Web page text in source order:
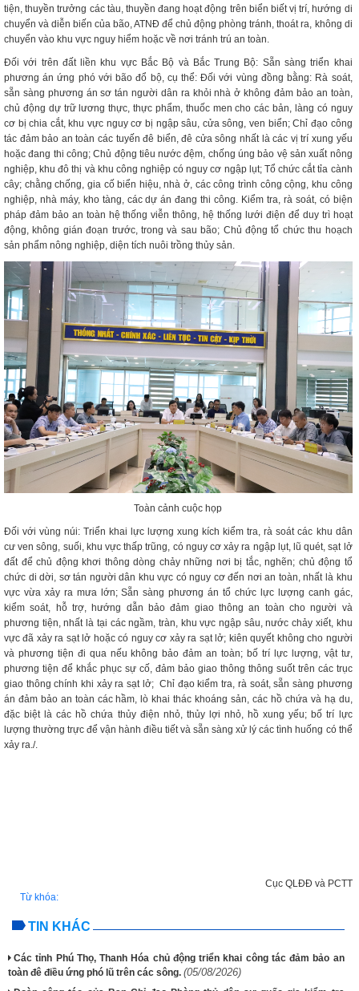
tiện, thuyền trưởng các tàu, thuyền đang hoạt động trên biển biết vị trí, hướng di
chuyển và diễn biến của bão, ATNĐ để chủ động phòng tránh, thoát ra, không di
chuyển vào khu vực nguy hiểm hoặc về nơi tránh trú an toàn.
Đối với trên đất liền khu vực Bắc Bộ và Bắc Trung Bộ: Sẵn sàng triển khai
phương án ứng phó với bão đổ bộ, cụ thể: Đối với vùng đồng bằng: Rà soát,
sẵn sàng phương án sơ tán người dân ra khỏi nhà ở không đảm bảo an toàn,
chủ động dự trữ lương thực, thực phẩm, thuốc men cho các bản, làng có nguy
cơ bị chia cắt, khu vực nguy cơ bị ngập sâu, cửa sông, ven biển; Chỉ đạo công
tác đảm bảo an toàn các tuyến đê biển, đê cửa sông nhất là các vị trí xung yếu
hoặc đang thi công; Chủ động tiêu nước đệm, chống úng bảo vệ sản xuất nông
nghiệp, khu đô thị và khu công nghiệp có nguy cơ ngập lụt; Tổ chức cắt tỉa cành
cây; chằng chống, gia cố biển hiệu, nhà ở, các công trình công cộng, khu công
nghiệp, nhà máy, kho tàng, các dự án đang thi công. Kiểm tra, rà soát, có biện
pháp đảm bảo an toàn hệ thống viễn thông, hệ thống lưới điện để duy trì hoạt
động, không gián đoạn trước, trong và sau bão; Chủ động tổ chức thu hoạch
sản phẩm nông nghiệp, diện tích nuôi trồng thủy sản.
Toàn cảnh cuộc họp
Đối với vùng núi: Triển khai lực lượng xung kích kiểm tra, rà soát các khu dân
cư ven sông, suối, khu vực thấp trũng, có nguy cơ xảy ra ngập lụt, lũ quét, sạt lở
đất để chủ động khơi thông dòng chảy những nơi bị tắc, nghẽn; chủ động tổ
chức di dời, sơ tán người dân khu vực có nguy cơ đến nơi an toàn, nhất là khu
vực vừa xảy ra mưa lớn; Sẵn sàng phương án tổ chức lực lượng canh gác,
kiểm soát, hỗ trợ, hướng dẫn bảo đảm giao thông an toàn cho người và
phương tiện, nhất là tại các ngầm, tràn, khu vực ngập sâu, nước chảy xiết, khu
vực đã xảy ra sạt lở hoặc có nguy cơ xảy ra sạt lở; kiên quyết không cho người
và phương tiện đi qua nếu không bảo đảm an toàn; bố trí lực lượng, vật tư,
phương tiện để khắc phục sự cố, đảm bảo giao thông thông suốt trên các trục
giao thông chính khi xảy ra sạt lở; Chỉ đạo kiểm tra, rà soát, sẵn sàng phương
án đảm bảo an toàn các hầm, lò khai thác khoáng sản, các hồ chứa và hạ du,
đặc biệt là các hồ chứa thủy điện nhỏ, thủy lợi nhỏ, hồ xung yếu; bố trí lực
lượng thường trực để vận hành điều tiết và sẵn sàng xử lý các tình huống có thể
xảy ra./.
Cục QLĐĐ và PCTT
Từ khóa:
TIN KHÁC
Các tỉnh Phú Thọ, Thanh Hóa chủ động triển khai công tác đảm bảo an
toàn đê điều ứng phó lũ trên các sông. (05/08/2026)